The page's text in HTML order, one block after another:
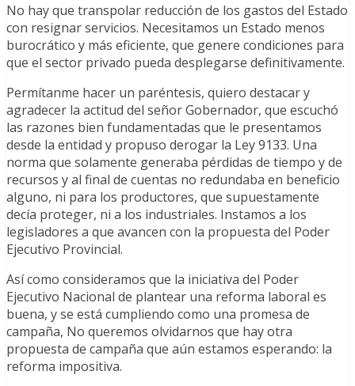
No hay que transpolar reducción de los gastos del Estado
con resignar servicios. Necesitamos un Estado menos
burocrático y más eficiente, que genere condiciones para
que el sector privado pueda desplegarse definitivamente.
Permítanme hacer un paréntesis, quiero destacar y
agradecer la actitud del señor Gobernador, que escuchó
las razones bien fundamentadas que le presentamos
desde la entidad y propuso derogar la Ley 9133. Una
norma que solamente generaba pérdidas de tiempo y de
recursos y al final de cuentas no redundaba en beneficio
alguno, ni para los productores, que supuestamente
decía proteger, ni a los industriales. Instamos a los
legisladores a que avancen con la propuesta del Poder
Ejecutivo Provincial.
Así como consideramos que la iniciativa del Poder
Ejecutivo Nacional de plantear una reforma laboral es
buena, y se está cumpliendo como una promesa de
campaña, No queremos olvidarnos que hay otra
propuesta de campaña que aún estamos esperando: la
reforma impositiva.